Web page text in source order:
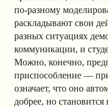
по-разному
раскладывают свои
разных ситуациях
коммуникации, и
Можно, конечно,
приспособление —
означает, что оно
добрее, но